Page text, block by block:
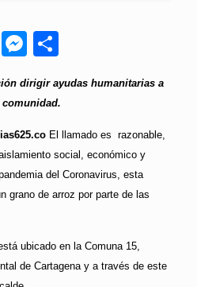
Telegram
Messenger
dirigir ayudas humanitarias a
comunidad.
El llamado es razonable,
social, económico y
del Coronavirus, esta
grano de arroz por parte de las
ubicado en la Comuna 15,
de Cartagena y a través de este